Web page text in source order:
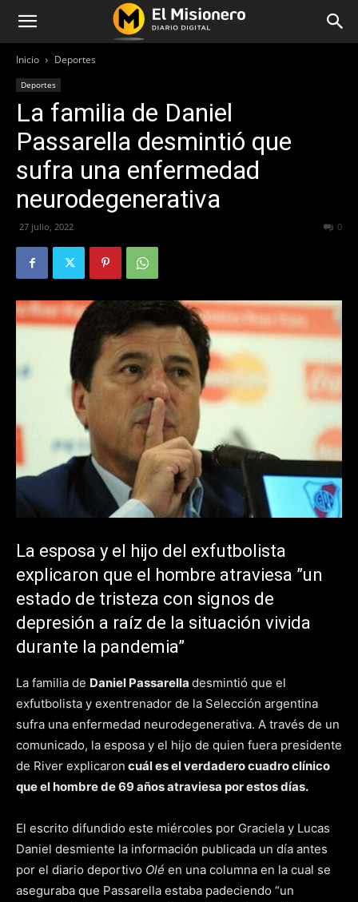
Inicio Deportes
Deportes
La familia de Daniel
Passarella desmintió que
sufra una enfermedad
neurodegenerativa
27 julio, 2022 0
La esposa y el hijo del exfutbolista
explicaron que el hombre atraviesa ”un
estado de tristeza con signos de
depresión a raíz de la situación vivida
durante la pandemia”
La familia de Daniel Passarella desmintió que el
exfutbolista y exentrenador de la Selección argentina
sufra una enfermedad neurodegenerativa. A través de un
comunicado, la esposa y el hijo de quien fuera presidente
de River explicaron cuál es el verdadero cuadro clínico
que el hombre de 69 años atraviesa por estos días.
El escrito difundido este miércoles por Graciela y Lucas
Daniel desmiente la información publicada un día antes
por el diario deportivo Olé en una columna en la cual se
aseguraba que Passarella estaba padeciendo “un